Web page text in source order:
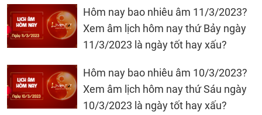
Hôm nay bao nhiêu âm 11/3/2023?
Xem âm lịch hôm nay thứ Bảy ngày
11/3/2023 là ngày tốt hay xấu?
Hôm nay bao nhiêu âm 10/3/2023?
Xem âm lịch hôm nay thứ Sáu ngày
10/3/2023 là ngày tốt hay xấu?